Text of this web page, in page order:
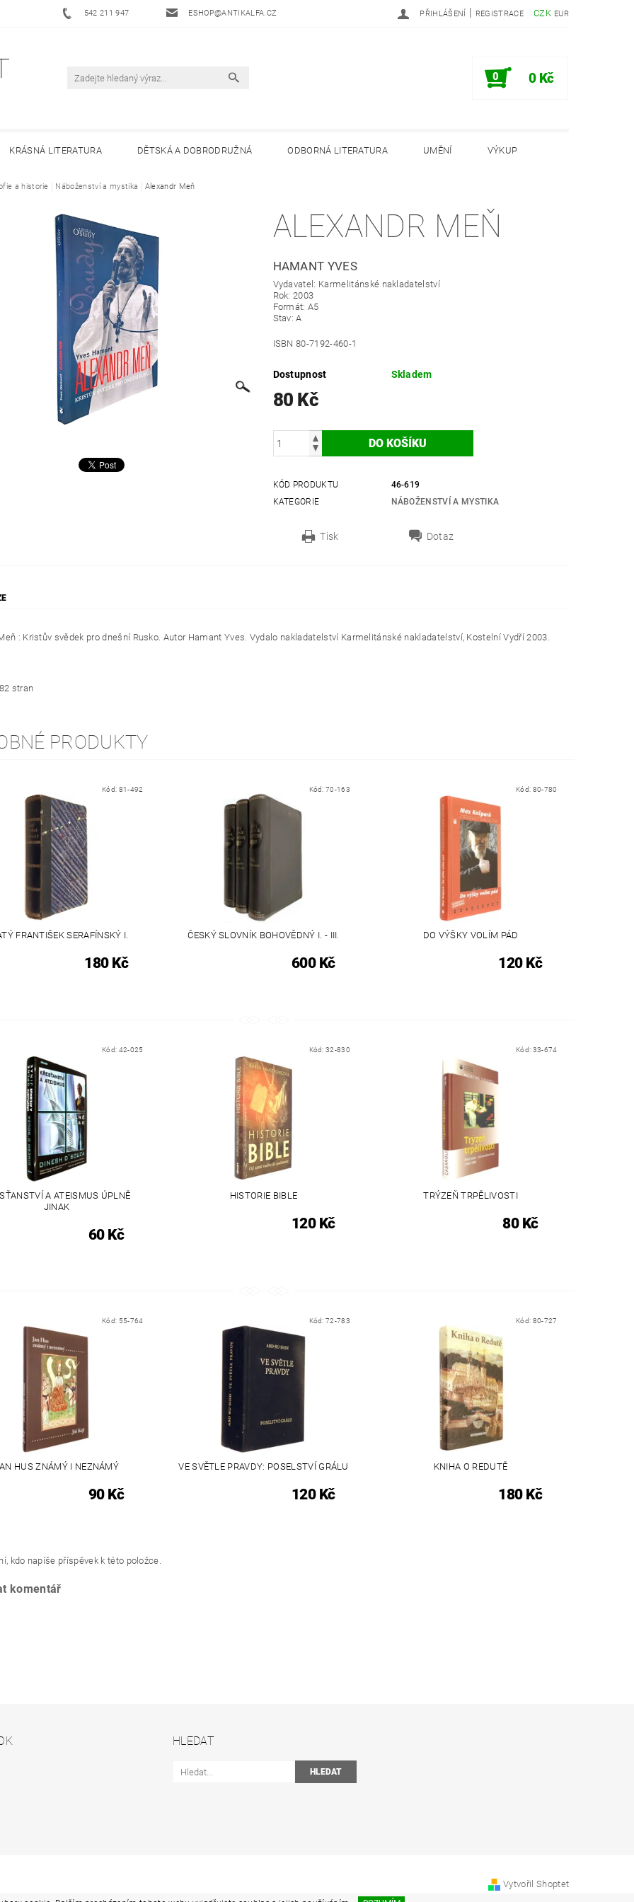
542 211 947 ESHOP@ANTIKALFA.CZ CZK EUR
PŘIHLÁŠENÍ | REGISTRACE
0 0 Kč
KRÁSNÁ LITERATURA DĚTSKÁ A DOBRODRUŽNÁ ODBORNÁ LITERATURA UMĚNÍ VÝKUP
ANTIKVARIÁTU ALFA HODNOCENÍ OBCHODU
a historie Náboženství a mystika Alexandr Meň
ALEXANDR MEŇ
HAMANT YVES
Vydavatel: Karmelitánské nakladatelství
Rok: 2003
Formát: A5
Stav: A
ISBN 80-7192-460-1
Dostupnost Skladem
80 Kč
KÓD PRODUKTU
46-619
KATEGORIE
NÁBOŽENSTVÍ A MYSTIKA
Tisk Dotaz
: Kristův svědek pro dnešní Rusko. Autor Hamant Yves. Vydalo nakladatelství Karmelitánské nakladatelství, Kostelní Vydří 2003.
stran
PRODUKTY
Kód: 81-492
FRANTIŠEK SERAFÍNSKÝ I.
180 Kč
Kód:70-163
ČESKÝ SLOVNÍK BOHOVĚDNÝ I. - III.
600 Kč
Kód: 80-780
DO VÝŠKY VOLÍM PÁD
120 Kč
Kód: 42-025
A ATEISMUS ÚPLNĚ
JINAK
60 Kč
Kód:32-830
HISTORIE BIBLE
120 Kč
Kód: 33-674
TRÝZEŇ TRPĚLIVOSTI
80 Kč
Kód: 55-764
HUS ZNÁMÝ I NEZNÁMÝ
90 Kč
Kód:72-783
VE SVĚTLE PRAVDY: POSELSTVÍ GRÁLU
120 Kč
Kód: 80-727
KNIHA O REDUTĚ
180 Kč
kdo napíše příspěvek k této položce.
komentář
HLEDAT
Vytvořil Shoptet